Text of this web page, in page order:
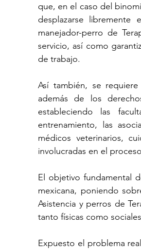
que, en el caso del
desplazarse
manejador-perro de
servicio, así como
de trabajo.
Así también, se
además de los
estableciendo las
entrenamiento, las
médicos veterinarios,
involucradas en el
El objetivo fundamental
mexicana, poniendo
Asistencia y perros de
tanto físicas como
Expuesto el problema